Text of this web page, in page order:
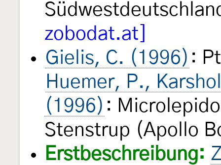
zobodat.at]
Gielis, C. (1996) :
Huemer, P.,
(1996) :
Stenstrup (Apollo
Erstbeschreibung: